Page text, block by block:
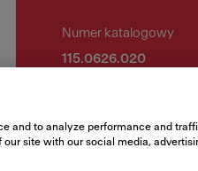
Numer katalogowy
115.0626.020
PLN
and to analyze performance and
site with our social media,